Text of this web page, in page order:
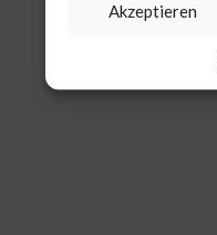
Akzeptieren